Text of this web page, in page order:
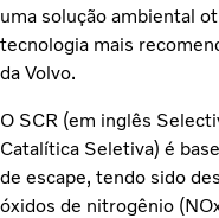
uma solução ambiental
tecnologia mais
da Volvo.
O SCR (em inglês
Catalítica Seletiva) é
de escape, tendo sido
óxidos de nitrogênio